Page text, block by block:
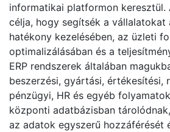
informatikai platformon keresztül.
célja, hogy segítsék a vállalatokat
hatékony kezelésében, az üzleti
optimalizálásában és a
ERP rendszerek általában
beszerzési, gyártási, értékesítési,
pénzügyi, HR és egyéb
központi adatbázisban
az adatok egyszerű hozzáférését